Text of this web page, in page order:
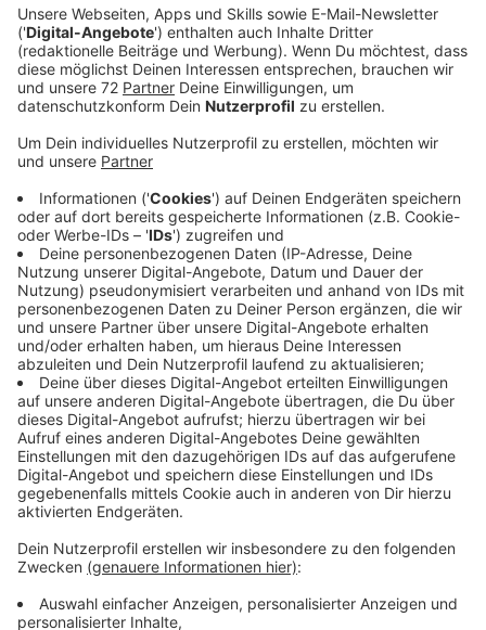
gesammelt. Die Bürgermeister haben sie heute
(03.09.) symbolisch an Bundestagsabgeordnete
aus unserer Region übergeben.
Veröffentlicht:Dienstag, 03.09.2024 11:16
Anzeige
18.500 Unterschriften haben engagierte Bürgerinnen
und Bürger gesammelt - bisher. Weitere Listen sind
noch im Umlauf und werden nachgereicht. Die
Bürgermeister gehen davon aus, dass am Ende
deutlich mehr als 20.000 Unterschriften
zusammenkommen. Lengerichs Bürgermeister Wilhelm
Möhrke sagte bei der Übergabe der Petition, eine
Überlandleitung sei eindeutig nicht im Interesse der
Bürgerschaft. Vor vielen Jahren wären viele Leitungen
über Land verlaufen, die später alle unterirdisch
verlegt wurden. Jetzt wieder eine Leitung oberirdisch
zu verlegen, um sie in 20 Jahren wieder unterirdisch zu
verlegen, sei Unsinn.
Tecklenburg und Jürgen Coße (SPD) aus Neuenkirchen